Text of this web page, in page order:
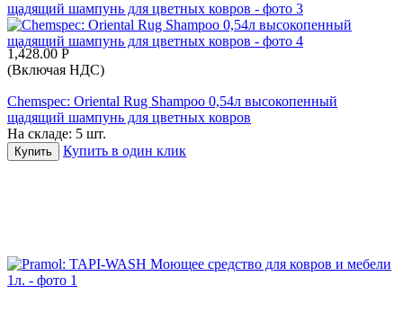
1,428.00 Р
(Включая НДС)
Chemspec: Oriental Rug Shampoo 0,54л высокопенный
щадящий шампунь для цветных ковров
На складе: 5 шт.
Купить Купить в один клик